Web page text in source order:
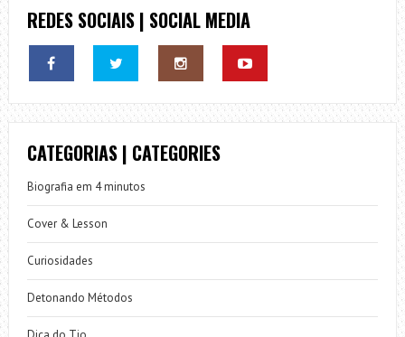
REDES SOCIAIS | SOCIAL MEDIA
CATEGORIAS | CATEGORIES
Biografia em 4 minutos
Cover & Lesson
Curiosidades
Detonando Métodos